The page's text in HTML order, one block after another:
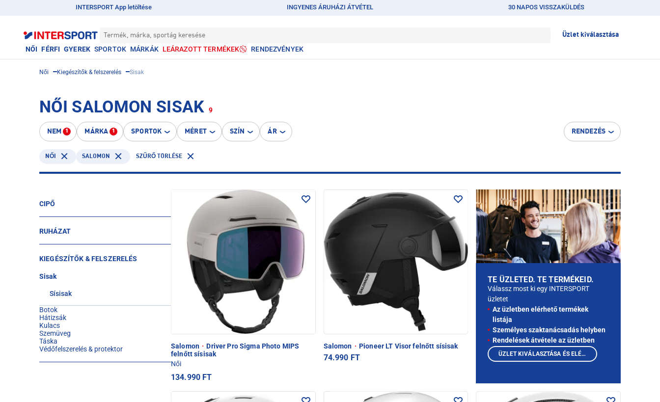
INTERSPORT App letöltése INGYENES ÁRUHÁZI ÁTVÉTEL 30 NAPOS VISSZAKÜLDÉS
Termék, márka, sportág keresése Üzlet kiválasztása
NŐI FÉRFI GYEREK SPORTOK MÁRKÁK LEÁRAZOTT TERMÉKEK RENDEZVÉNYEK
Női Kiegészítők & felszerelés Sisak
NŐI SALOMON SISAK 9
NEM 1 MÁRKA 1 SPORTOK MÉRET SZÍN ÁR RENDEZÉS
NŐI SALOMON SZŰRŐ TÖRLÉSE
CIPŐ
RUHÁZAT
KIEGÉSZÍTŐK & FELSZERELÉS
Sisak
Sísisak
Botok
Hátizsák
Kulacs
Szemüveg
Táska
Védőfelszerelés & protektor
Salomon · Driver Pro Sigma Photo MIPS
felnőtt sísisak
Női
134.990 FT
Salomon · Pioneer LT Visor felnőtt sísisak
74.990 FT
TE ÜZLETED. TE TERMÉKEID.
Válassz most ki egy INTERSPORT
üzletet
Az üzletben elérhető termékek
listája
Személyes szaktanácsadás helyben
Rendelések átvétele az üzletben
ÜZLET KIVÁLASZTÁSA ÉS ELÉRHETŐ TERMÉKEK MEGTEKINTÉSE